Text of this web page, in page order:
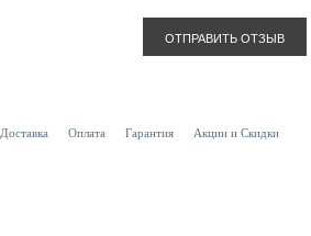
ОТПРАВИТЬ ОТЗЫВ
Доставка Оплата Гарантия Акции и Скидки